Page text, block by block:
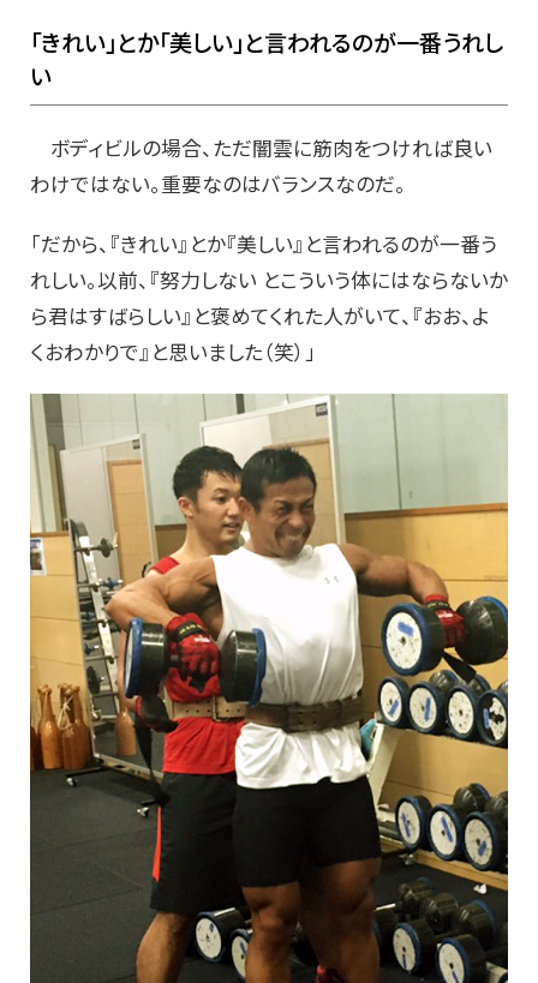
「きれい」とか「美しい」と言われるのが一番うれし
い
ボディビルの場合、ただ闇雲に筋肉をつければ良い
わけではない。重要なのはバランスなのだ。
「だから、『きれい』とか『美しい』と言われるのが一番う
れしい。以前、『努力しない とこういう体にはならないか
ら君はすばらしい』と褒めてくれた人がいて、『おお、よ
くおわかりで』と思いました（笑）」